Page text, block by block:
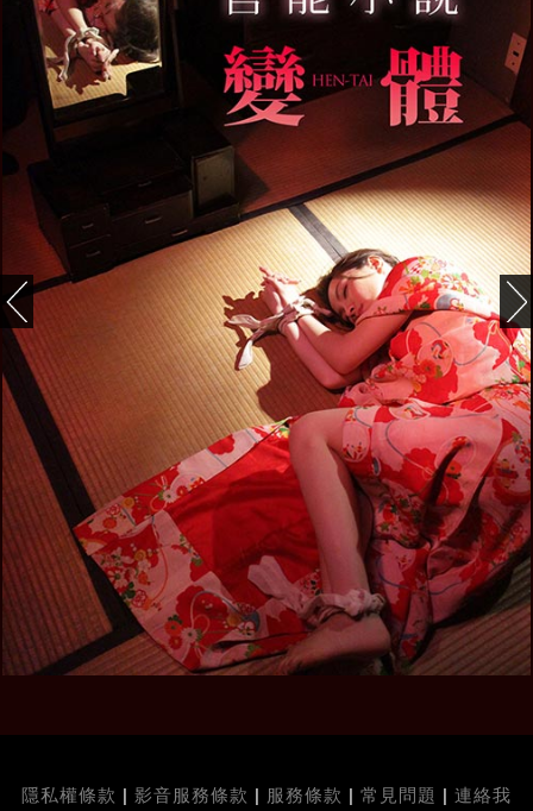
隱私權條款 | 影音服務條款 | 服務條款 | 常見問題 | 連絡我